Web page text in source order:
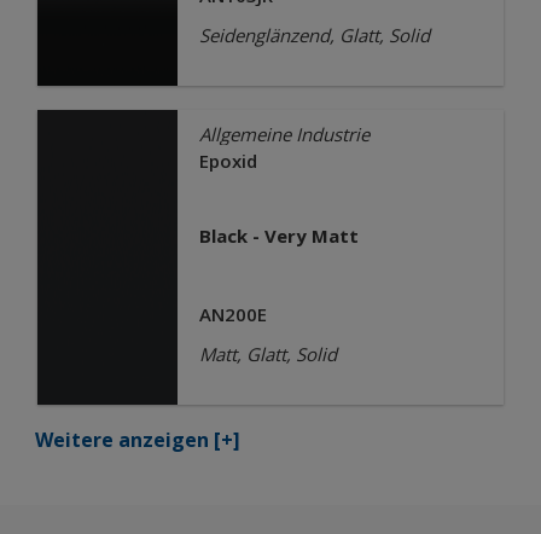
Seidenglänzend, Glatt, Solid
Allgemeine Industrie
Epoxid
Black - Very Matt
AN200E
Matt, Glatt, Solid
Weitere anzeigen [+]